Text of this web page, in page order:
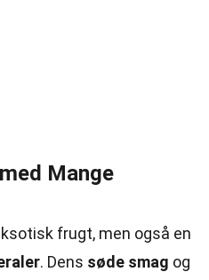
Mange
frugt, men også en
. Dens søde smag og